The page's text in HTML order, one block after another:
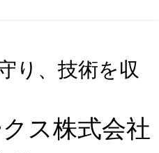
り、技術を収
ス株式会社